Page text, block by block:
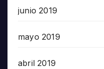
junio 2019
mayo 2019
abril 2019